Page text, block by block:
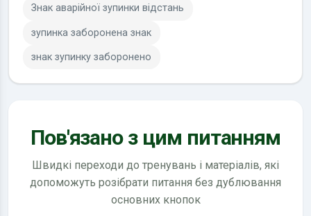
Знак аварійної зупинки відстань
зупинка заборонена знак
знак зупинку заборонено
Пов'язано з цим питанням
Швидкі переходи до тренувань і матеріалів, які
допоможуть розібрати питання без дублювання
основних кнопок